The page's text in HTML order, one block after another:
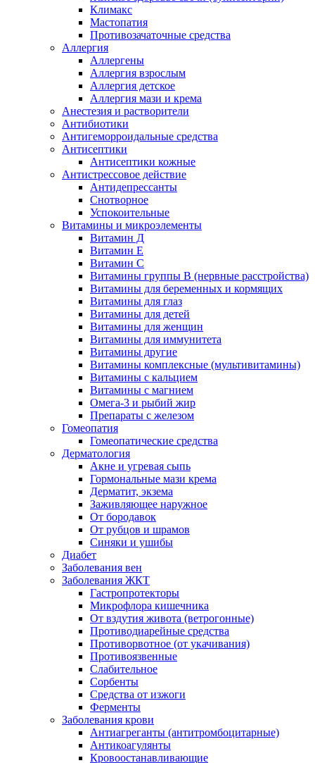
Климакс
Мастопатия
Противозачаточные средства
Аллергия
Аллергены
Аллергия взрослым
Аллергия детское
Аллергия мази и крема
Анестезия и растворители
Антибиотики
Антигеморроидальные средства
Антисептики
Антисептики кожные
Антистрессовое действие
Антидепрессанты
Снотворное
Успокоительные
Витамины и микроэлементы
Витамин Д
Витамин Е
Витамин С
Витамины группы В (нервные расстройства)
Витамины для беременных и кормящих
Витамины для глаз
Витамины для детей
Витамины для женщин
Витамины для иммунитета
Витамины другие
Витамины комплексные (мультивитамины)
Витамины с кальцием
Витамины с магнием
Омега-3 и рыбий жир
Препараты с железом
Гомеопатия
Гомеопатические средства
Дерматология
Акне и угревая сыпь
Гормональные мази крема
Дерматит, экзема
Заживляющее наружное
От бородавок
От рубцов и шрамов
Синяки и ушибы
Диабет
Заболевания вен
Заболевания ЖКТ
Гастропротекторы
Микрофлора кишечника
От вздутия живота (ветрогонные)
Противодиарейные средства
Противорвотное (от укачивания)
Противоязвенные
Слабительное
Сорбенты
Средства от изжоги
Ферменты
Заболевания крови
Антиагреганты (антитромбоцитарные)
Антикоагулянты
Кровоостанавливающие